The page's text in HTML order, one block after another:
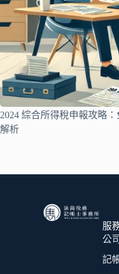
2024 綜合所得稅申報攻略
解析
服
公
記